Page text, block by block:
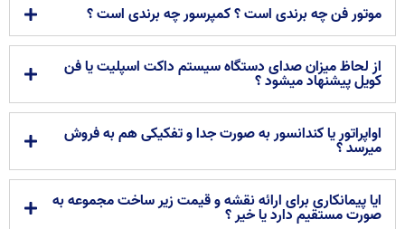
موتور فن چه برندی است ؟ کمپرسور چه برندی است ؟
از لحاظ میزان صدای دستگاه سیستم داکت اسپلیت یا فن
کویل پیشنهاد میشود ؟
اواپراتور یا کندانسور به صورت جدا و تفکیکی هم به فروش
میرسد ؟
ایا پیمانکاری برای ارائه نقشه و قیمت زیر ساخت مجموعه به
صورت مستقیم دارد یا خیر ؟